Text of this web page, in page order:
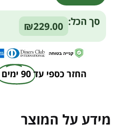
Alternative:
סך הכל: ₪229.00
החזר כספי עד 90 ימים
מידע על המוצר